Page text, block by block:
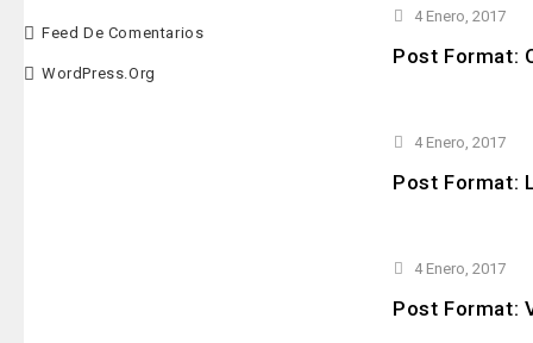
4 Enero, 2017
Post Format:
4 Enero, 2017
Post Format:
4 Enero, 2017
Post Format:
Feed De Comentarios
WordPress.org